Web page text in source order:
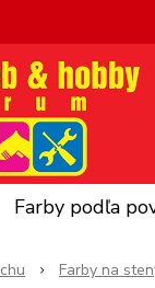
Farby podľa
Farby na